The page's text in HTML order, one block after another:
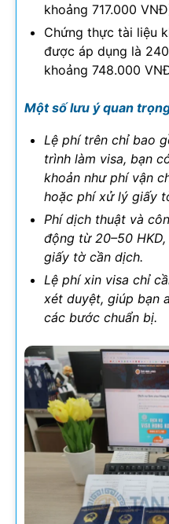
khoảng 717.000
Chứng thực tài liệu
được áp dụng là
khoảng 748.000
Một số lưu ý quan
Lệ phí trên chỉ bao
trình làm visa, bạn
khoản như phí vận
hoặc phí xử lý giấy
Phí dịch thuật và
động từ 20–50
giấy tờ cần dịch.
Lệ phí xin visa chỉ
xét duyệt, giúp bạn
các bước chuẩn bị.